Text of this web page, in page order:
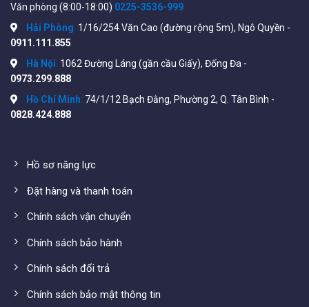
USB Interface
IR REMOTE CONTROL
One touch to Multi-functions
Tham khảo thêm các loại camera khác tại:
Văn phòng (8:00-18:00) 0225-3536-999
Hải Phòng: 1/16/254 Văn Cao (đường rộng 5m), Ngô Quyền -
0911.111.855
Hà Nội: 1062 Đường Láng (gần cầu Giấy), Đống Đa -
0973.299.888
Hồ Chí Minh: 74/1/12 Bạch Đằng, Phường 2, Q. Tân Bình -
0828.424.888
Hồ sơ năng lực
Đặt hàng và thanh toán
Chính sách vận chuyển
Chính sách bảo hành
Chính sách đổi trả
Chính sách bảo mật thông tin